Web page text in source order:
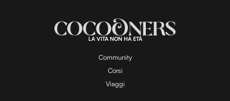
LA VITA NON HA ETÀ
Community
Corsi
Viaggi